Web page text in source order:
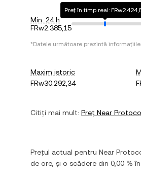
Min. 24 h
FRw2.385,15
Preț în timp real:
*Datele următoare prezintă
Maxim istoric
FRw30.292,34
Citiți mai mult: Preț Near
Prețul actual pentru Near
de ore, și o scădere din 0,00 %